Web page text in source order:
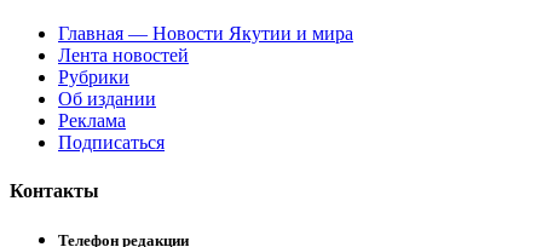
Главная — Новости Якутии и мира
Лента новостей
Рубрики
Об издании
Реклама
Подписаться
Контакты
Телефон редакции